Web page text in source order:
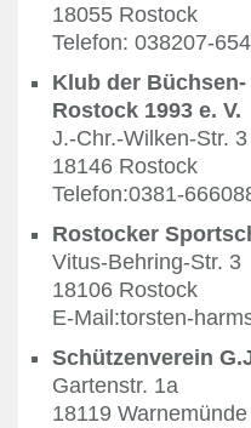
18055 Rostock
Telefon: 038207-
Klub der
Rostock 1993 e. V.
J.-Chr.-Wilken-Str. 3
18146 Rostock
Telefon:0381-
Rostocker
Vitus-Behring-Str. 3
18106 Rostock
E-Mail:torsten-
Schützenverein
Gartenstr. 1a
18119 Warnemünde